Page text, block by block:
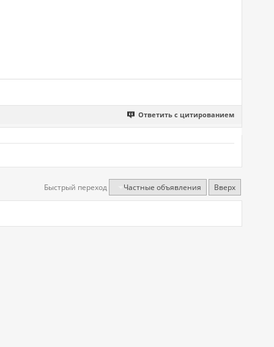
Ответить с цитированием
Быстрый переход Частные объявления Вверх